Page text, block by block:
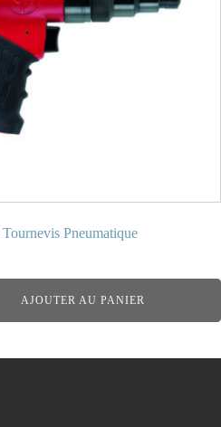
Pneumatique
AJOUTER AU PANIER